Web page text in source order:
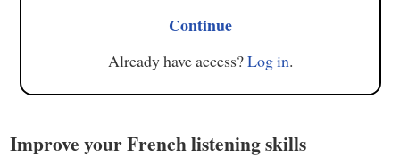
Continue
Already have access?Log in.
Improve your French listening skills